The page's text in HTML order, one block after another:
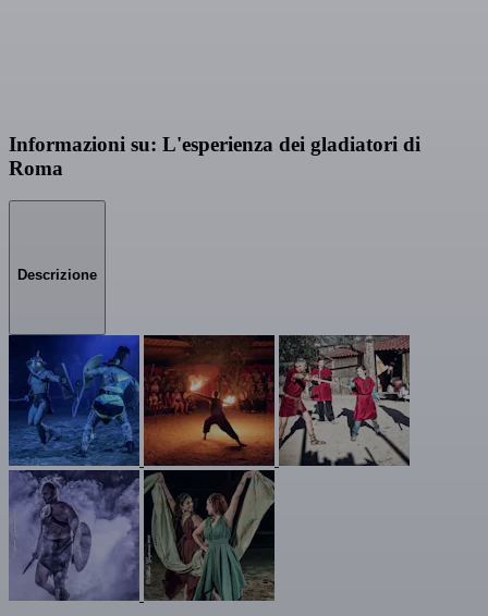
Informazioni su: L'esperienza dei gladiatori di
Roma
Descrizione